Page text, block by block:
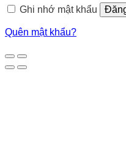
Ghi nhớ mật khẩu
Quên mật khẩu?